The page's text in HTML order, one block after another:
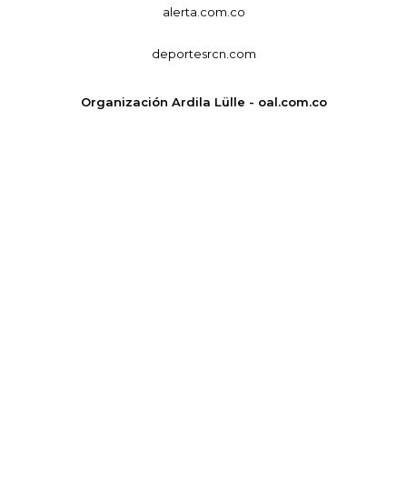
alerta.com.co
deportesrcn.com
Organización Ardila Lülle - oal.com.co